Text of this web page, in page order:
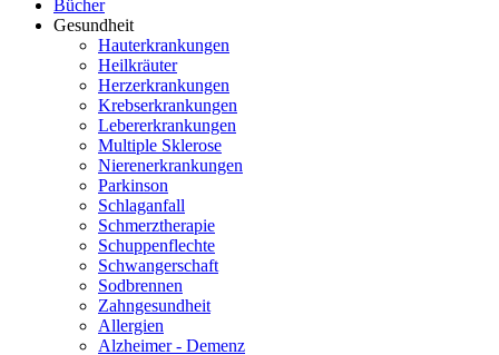
Bücher
Gesundheit
Hauterkrankungen
Heilkräuter
Herzerkrankungen
Krebserkrankungen
Lebererkrankungen
Multiple Sklerose
Nierenerkrankungen
Parkinson
Schlaganfall
Schmerztherapie
Schuppenflechte
Schwangerschaft
Sodbrennen
Zahngesundheit
Allergien
Alzheimer - Demenz